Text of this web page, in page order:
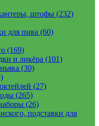
штофы (232)
для пива (60)
(169)
и ликёра (101)
(30)
(27)
(265)
(26)
подставки для